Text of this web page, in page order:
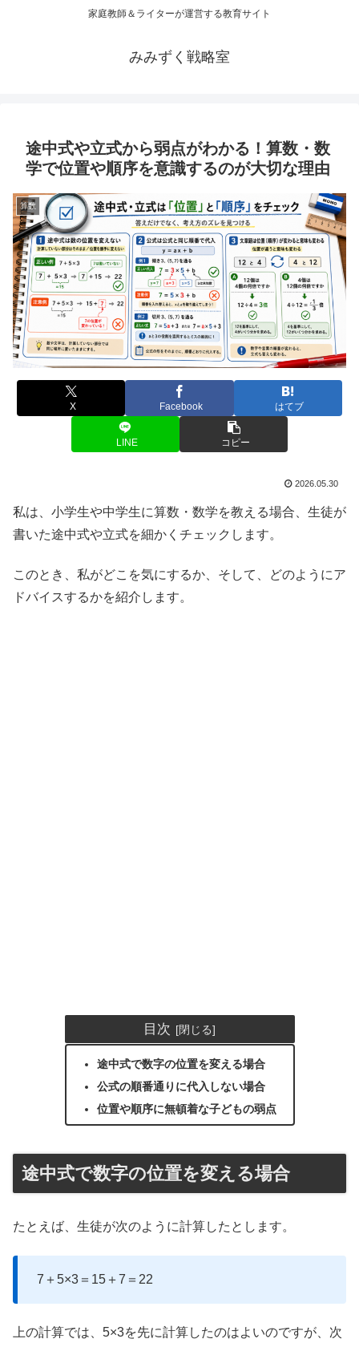
家庭教師＆ライターが運営する教育サイト
みみずく戦略室
途中式や立式から弱点がわかる！算数・数
学で位置や順序を意識するのが大切な理由
算数
X Facebook はてブ
LINE コピー
2026.05.30
私は、小学生や中学生に算数・数学を教える場合、生徒が
書いた途中式や立式を細かくチェックします。
このとき、私がどこを気にするか、そして、どのようにア
ドバイスするかを紹介します。
目次
途中式で数字の位置を変える場合
公式の順番通りに代入しない場合
位置や順序に無頓着な子どもの弱点
途中式で数字の位置を変える場合
たとえば、生徒が次のように計算したとします。
7＋5×3＝15＋7＝22
上の計算では、5×3を先に計算したのはよいのですが、次